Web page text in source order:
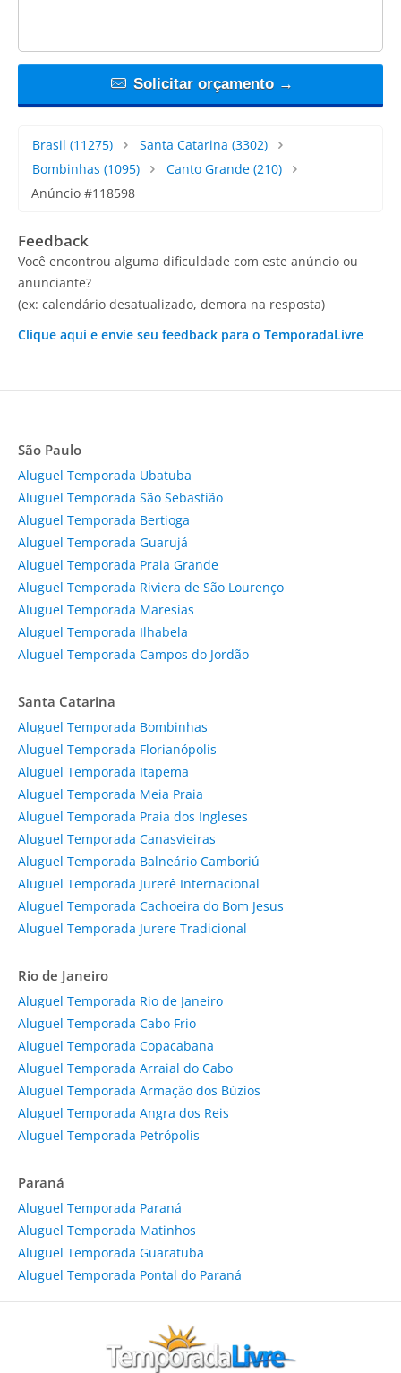
Solicitar orçamento →
Brasil (11275) Santa Catarina (3302)
Bombinhas (1095) Canto Grande(210)
Anúncio #118598
Feedback
Você encontrou alguma dificuldade com este anúncio ou
anunciante?
(ex: calendário desatualizado, demora na resposta)
Clique aqui e envie seu feedback para o TemporadaLivre
São Paulo
Aluguel Temporada Ubatuba
Aluguel Temporada São Sebastião
Aluguel Temporada Bertioga
Aluguel Temporada Guarujá
Aluguel Temporada Praia Grande
Aluguel Temporada Riviera de São Lourenço
Aluguel Temporada Maresias
Aluguel Temporada Ilhabela
Aluguel Temporada Campos do Jordão
Santa Catarina
Aluguel Temporada Bombinhas
Aluguel Temporada Florianópolis
Aluguel Temporada Itapema
Aluguel Temporada Meia Praia
Aluguel Temporada Praia dos Ingleses
Aluguel Temporada Canasvieiras
Aluguel Temporada Balneário Camboriú
Aluguel Temporada Jurerê Internacional
Aluguel Temporada Cachoeira do Bom Jesus
Aluguel Temporada Jurere Tradicional
Rio de Janeiro
Aluguel Temporada Rio de Janeiro
Aluguel Temporada Cabo Frio
Aluguel Temporada Copacabana
Aluguel Temporada Arraial do Cabo
Aluguel Temporada Armação dos Búzios
Aluguel Temporada Angra dos Reis
Aluguel Temporada Petrópolis
Paraná
Aluguel Temporada Paraná
Aluguel Temporada Matinhos
Aluguel Temporada Guaratuba
Aluguel Temporada Pontal do Paraná